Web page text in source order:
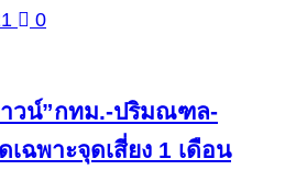
0
วน์”กทม.-ปริมณฑล-
เฉพาะจุดเสี่ยง 1 เดือน